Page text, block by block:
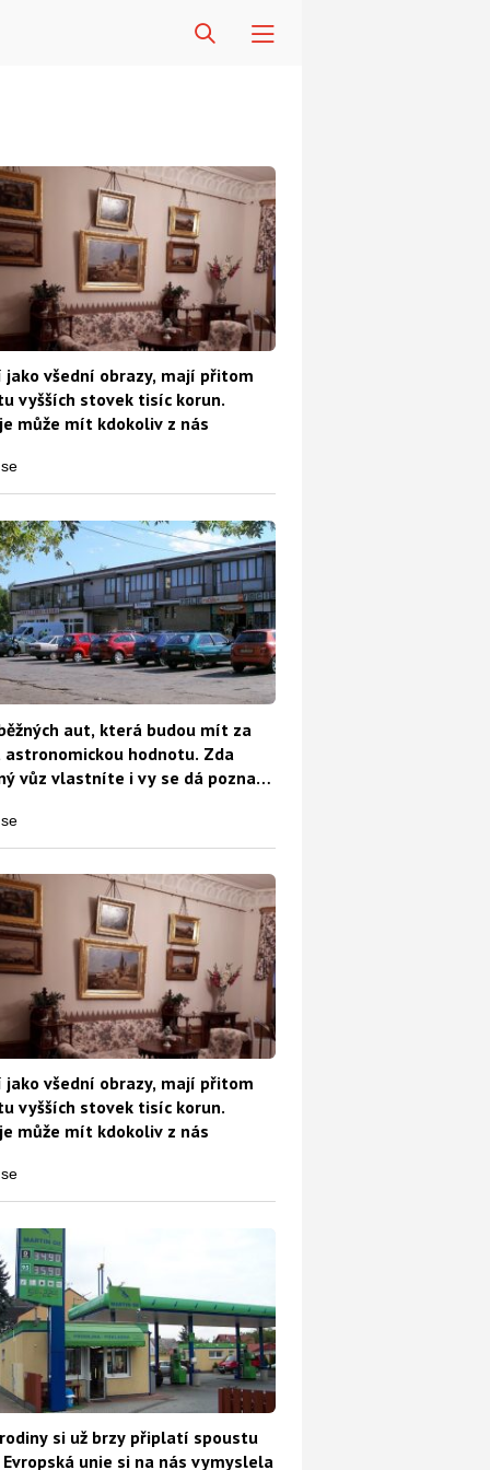
jako všední obrazy, mají přitom
vyšších stovek tisíc korun.
může mít kdokoliv z nás
aut, která budou mít za
hodnotu. Zda
vůz vlastníte i vy se dá poznat
jako všední obrazy, mají přitom
vyšších stovek tisíc korun.
může mít kdokoliv z nás
si už brzy připlatí spoustu
Evropská unie si na nás vymyslela